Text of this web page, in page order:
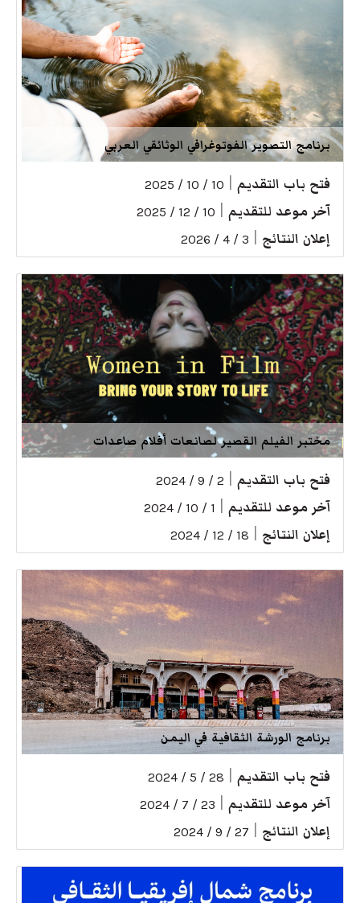
برنامج التصوير الفوتوغرافي الوثائقي العربي
فتح باب التقديم 10 / 10 / 2025
آخر موعد للتقديم 10 / 12 / 2025
إعلان النتائج 3 / 4 / 2026
مختبر الفيلم القصير لصانعات أفلام صاعدات
فتح باب التقديم 2 / 9 / 2024
آخر موعد للتقديم 1 / 10 / 2024
إعلان النتائج 18 / 12 / 2024
برنامج الورشة الثقافية في اليمن
فتح باب التقديم 28 / 5 / 2024
آخر موعد للتقديم 23 / 7 / 2024
إعلان النتائج 27 / 9 / 2024